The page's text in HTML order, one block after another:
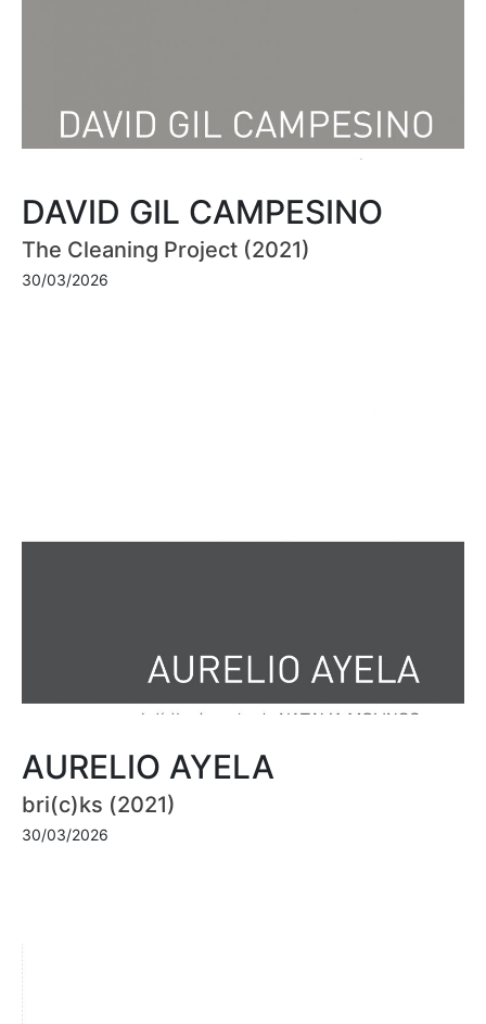
DAVID GIL CAMPESINO
The Cleaning Project (2021)
30/03/2026
AURELIO AYELA
bri(c)ks (2021)
30/03/2026